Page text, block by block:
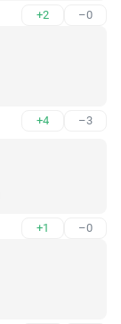
+2 –0
+4 –3
+1 –0